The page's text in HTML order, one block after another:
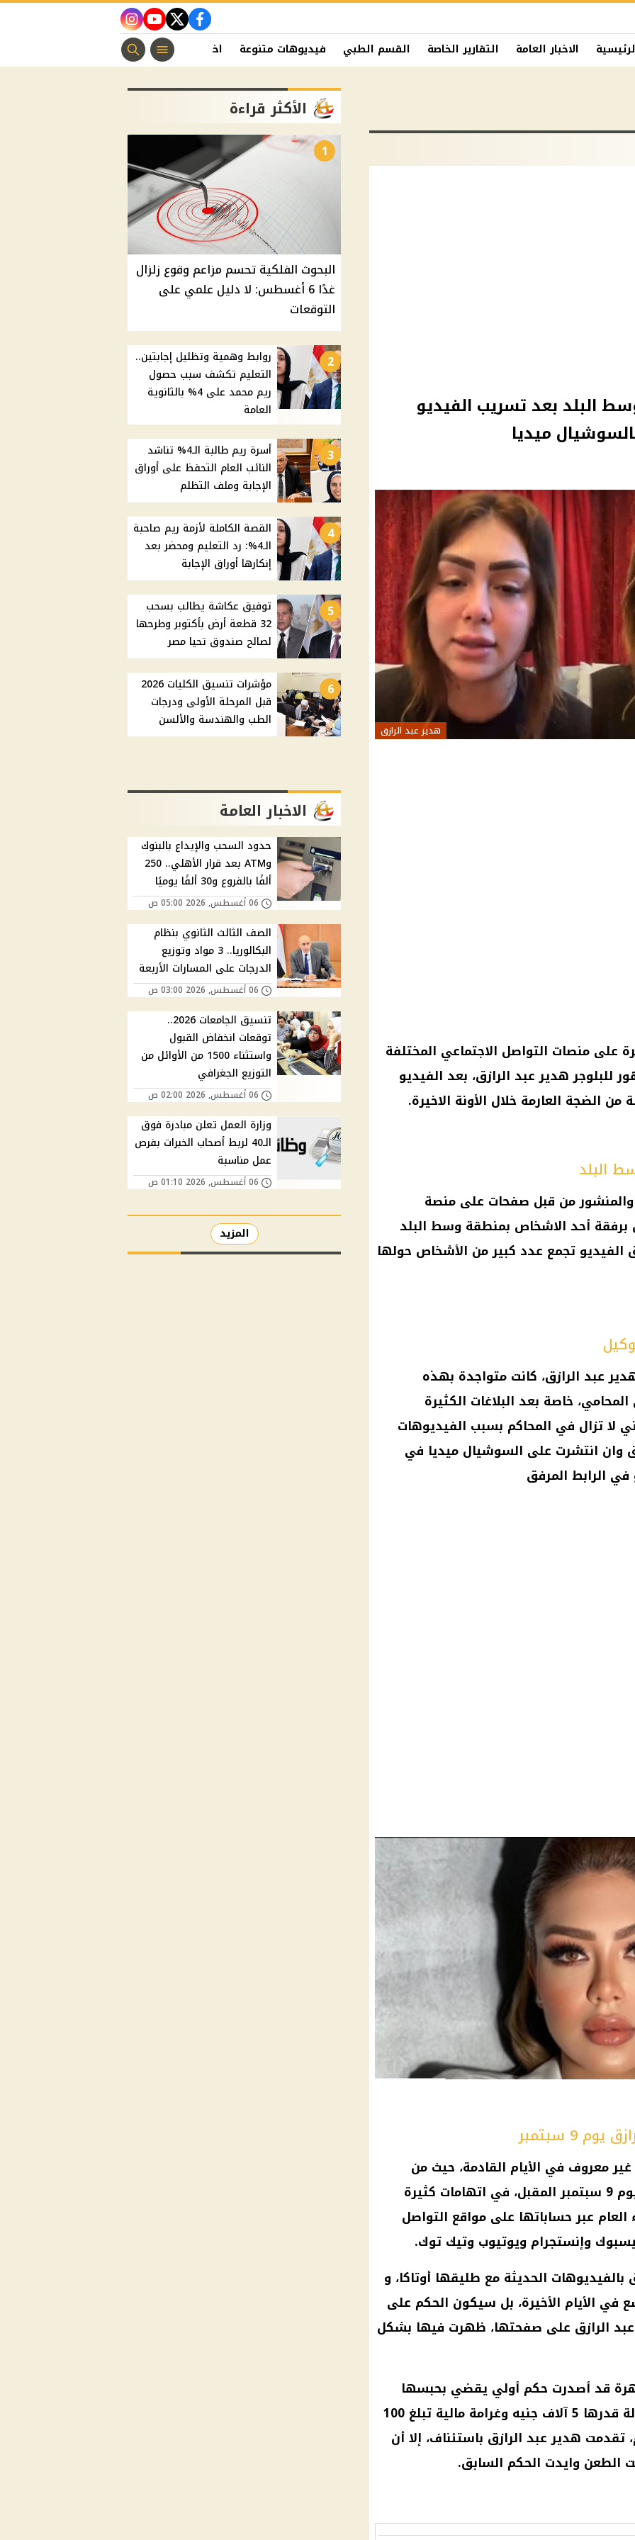
facebook
twitter
youtube
instagram
الاخبار العامة التقارير الخاصة القسم الطبي فيديوهات متنوعة اخبار الفن منوعات مسيحية
البلد بعد تسريب الفيديو
ميديا
هدير عبد الرازق
على منصات التواصل الاجتماعي المختلفة
هدير عبد الرازق، بعد الفيديو
من الضجة العارمة خلال الأونة الاخيرة.
البلد
من قبل صفحات على منصة
برفقة أحد الاشخاص بمنطقة وسط البلد
الفيديو تجمع عدد كبير من الأشخاص حولها
عبد الرازق، كانت متواجدة بهذه
خاصة بعد البلاغات الكثيرة
لا تزال في المحاكم بسبب الفيديوهات
وان انتشرت على السوشيال ميديا في
الرابط المرفق
9 سبتمبر
معروف في الأيام القادمة، حيث من
المقرر أن تعقد المحكمة جلسة يوم 9 سبتمبر المقبل، في اتهامات كثيرة
العام عبر حساباتها على مواقع التواصل
وإنستجرام ويوتيوب وتيك توك.
الحديثة مع طليقها أوتاكا، و
الأيام الأخيرة، بل سيكون الحكم على
الرازق على صفحتها، ظهرت فيها بشكل
قد أصدرت حكم أولي يقضي بحبسها
وغرامة
مالية
تبلغ 100
هدير عبد الرازق باستئناف، إلا أن
الطعن وايدت الحكم السابق.
الأكثر قراءة
1
البحوث الفلكية تحسم مزاعم وقوع زلزال
غدًا 6 أغسطس: لا دليل علمي على
التوقعات
2
روابط وهمية وتظليل إجابتين..
التعليم تكشف سبب حصول
ريم محمد على 4% بالثانوية
العامة
3
أسرة ريم طالبة الـ4% تناشد
النائب العام التحفظ على أوراق
الإجابة وملف التظلم
4
القصة الكاملة لأزمة ريم صاحبة
الـ4%: رد التعليم ومحضر بعد
إنكارها أوراق الإجابة
5
توفيق عكاشة يطالب بسحب
32 قطعة أرض بأكتوبر وطرحها
لصالح صندوق تحيا مصر
6
مؤشرات تنسيق الكليات 2026
قبل المرحلة الأولى ودرجات
الطب والهندسة والألسن
الاخبار العامة
حدود السحب والإيداع بالبنوك
وATM بعد قرار الأهلي.. 250
ألفًا بالفروع و30 ألفًا يوميًا
06 أغسطس, 2026 05:00 ص
الصف الثالث الثانوي بنظام
البكالوريا.. 3 مواد وتوزيع
الدرجات على المسارات الأربعة
06 أغسطس, 2026 03:00 ص
تنسيق الجامعات 2026..
توقعات انخفاض القبول
واستثناء 1500 من الأوائل من
التوزيع الجغرافي
06 أغسطس, 2026 02:00 ص
وزارة العمل تعلن مبادرة فوق
الـ40 لربط أصحاب الخبرات بفرص
عمل مناسبة
06 أغسطس, 2026 01:10 ص
المزيد